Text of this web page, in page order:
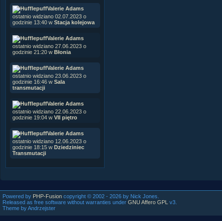
Valerie Adams
ostatnio widziano 02.07.2023 o
godzinie 13:40 w Stacja kolejowa
Valerie Adams
ostatnio widziano 27.06.2023 o
godzinie 21:20 w Błonia
Valerie Adams
ostatnio widziano 23.06.2023 o
godzinie 16:46 w Sala
transmutacji
Valerie Adams
ostatnio widziano 22.06.2023 o
godzinie 19:04 w VII piętro
Valerie Adams
ostatnio widziano 12.06.2023 o
godzinie 18:15 w Dziedziniec
Transmutacji
Powered by PHP-Fusion copyright © 2002 - 2026 by Nick Jones.
Released as free software without warranties under GNU Affero GPL
v3.
Theme by Andrzejster